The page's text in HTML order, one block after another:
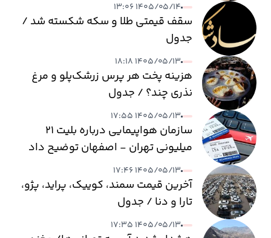
۱۴۰۵/۰۵/۱۴ ۱۳:۰۶
سقف قیمتی طلا و سکه شکسته شد /
جدول
۱۴۰۵/۰۵/۱۳ ۱۸:۱۸
هزینه پخت هر پرس زرشک‌پلو و مرغ
نذری چند؟ / جدول
۱۴۰۵/۰۵/۱۳ ۱۷:۵۵
سازمان هواپیمایی درباره بلیت ۲۱
میلیونی تهران - اصفهان توضیح داد
۱۴۰۵/۰۵/۱۳ ۱۷:۴۶
آخرین قیمت سمند، کوییک، پراید، پژو،
تارا و دنا / جدول
۱۴۰۵/۰۵/۱۳ ۱۷:۳۵